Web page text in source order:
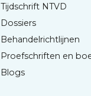
Tijdschrift NTVD
Dossiers
Behandelrichtlijnen
Proefschriften en
Blogs